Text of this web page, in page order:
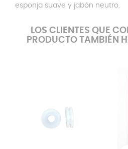
esponja suave y jabón neutro.
LOS CLIENTES QUE
PRODUCTO TAMBIÉN